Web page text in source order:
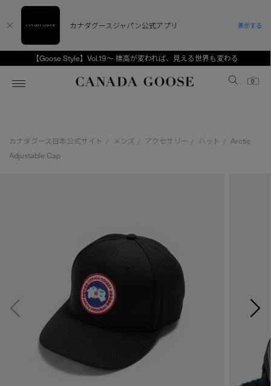
【Goose Style】Vol.19～ 標高が変われば、見える世界も変わる
Canada Goose
0
サマー 26 コレクションLOOK
日本限定モデル
スノーグース
メイドインジャパンTシャツ
アウターウェア
サマー 26 コレクションLOOK
日本限定モデル
スノーグース
メイドインジャパンTシャツ
アウターウェア
コレクション
ウェアの下取り・再販を通じて、長く愛される製
品の価値を受け継いでいきます。
アーカイブの希少なピースもご覧いただけます。
下取り申請
カナダグース日本公式サイト / メンズ / アクセサリー / ハット /
Arctic
Adjustable Cap
カナダグースジャパン公式アプリ 表示する